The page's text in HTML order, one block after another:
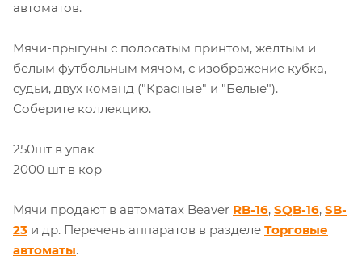
автоматов.
Мячи-прыгуны с полосатым принтом, желтым и
белым футбольным мячом, с изображение кубка,
судьи, двух команд ("Красные" и "Белые").
Соберите коллекцию.
250шт в упак
2000 шт в кор
Мячи продают в автоматах Beaver RB-16, SQB-16, SB-
23 и др. Перечень аппаратов в разделе Торговые
автоматы.